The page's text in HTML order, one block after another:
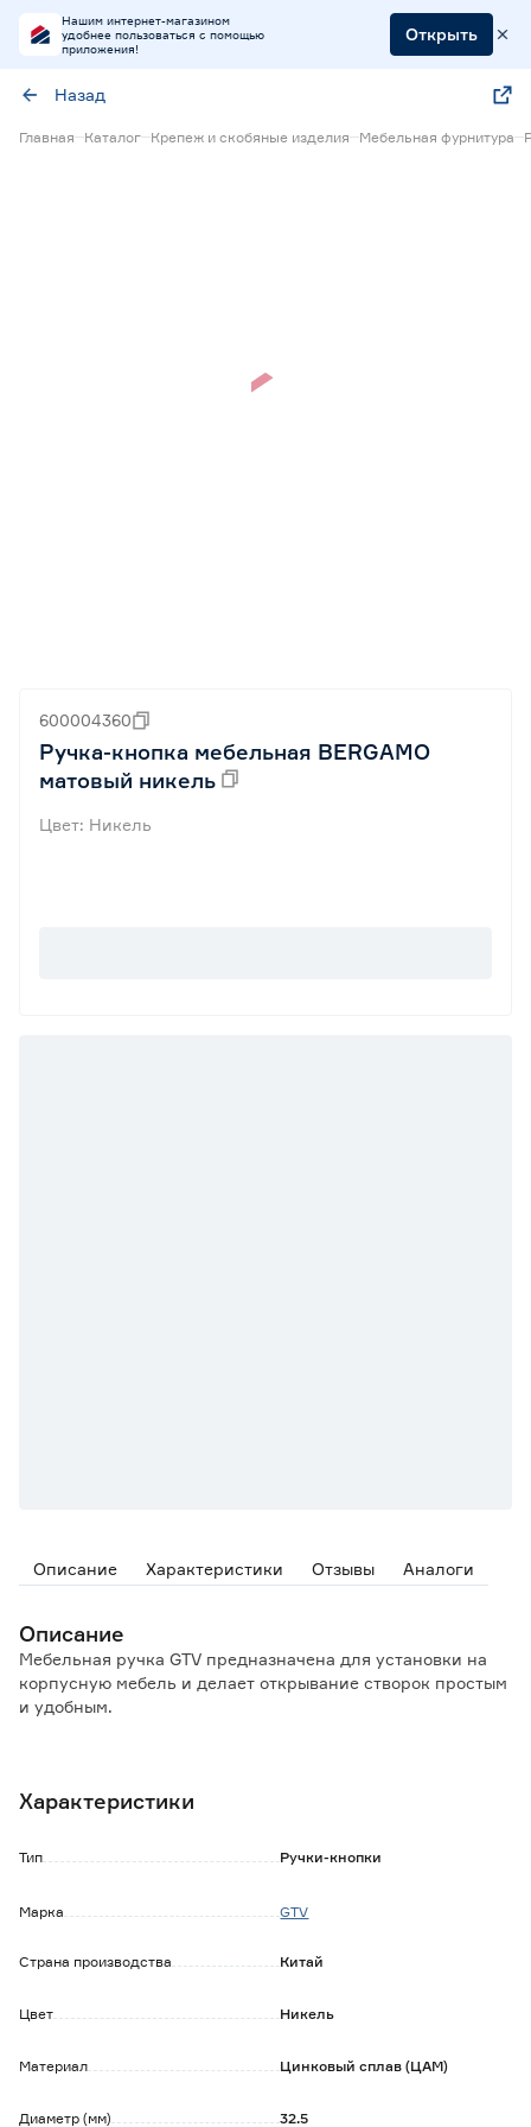
Нашим интернет-магазином
удобнее пользоваться с помощью
приложения!
Открыть
Назад
Главная Каталог Крепеж и скобяные изделия Мебельная фурнитура
600004360
Ручка-кнопка мебельная BERGAMO
матовый никель
Цвет: Никель
Описание Характеристики Отзывы Аналоги
Описание
Мебельная ручка GTV предназначена для установки на
корпусную мебель и делает открывание створок простым
и удобным.
прочность, долгий срок эксплуатации;
изготовленной из натуральных и искусственных
- легко устанавливается и демонтируется.
Обратите внимание:
Протирать влажной тканью, смоченной в любом
абразивов и агрессивных веществ. После вытереть
Характеристики
Тип Ручки-кнопки
Марка GTV
Страна производства Китай
Цвет Никель
Материал Цинковый сплав (ЦАМ)
Диаметр (мм) 32.5